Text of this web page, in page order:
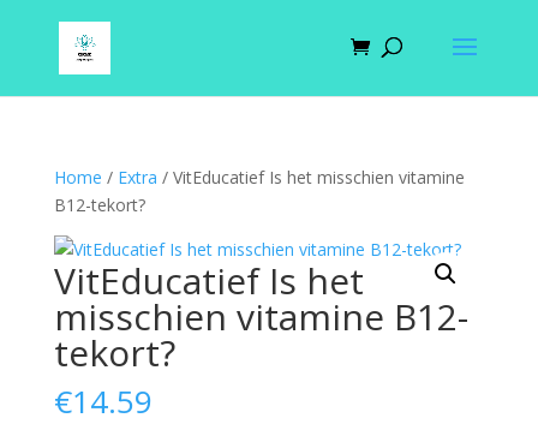
Home / Extra / VitEducatief Is het misschien vitamine
B12-tekort?
VitEducatief Is het
misschien vitamine B12-
tekort?
€14.59